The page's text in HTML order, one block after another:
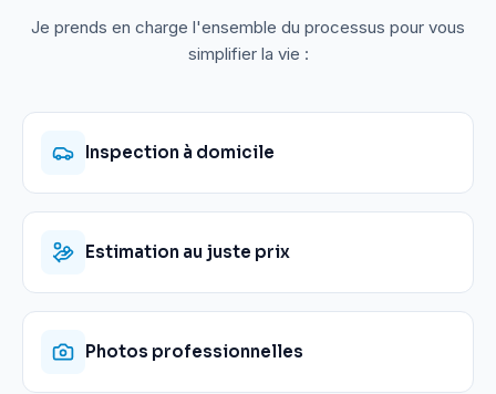
Je prends en charge l'ensemble du processus pour vous
simplifier la vie :
Inspection à domicile
Estimation au juste prix
Photos professionnelles